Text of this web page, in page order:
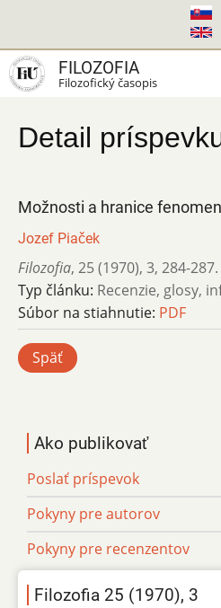
hlavný
obsah
FILOZOFIA
Filozofický časopis
Detail
Možnosti a hranice
Jozef Piaček
Filozofia, 25 (1970), 3, 284-287.
Typ článku: Recenzie, glosy,
Súbor na stiahnutie: PDF
Späť
Ako publikovať
Poslať príspevok
Pokyny pre autorov
Pokyny pre recenzentov
Filozofia 25 (1970), 3